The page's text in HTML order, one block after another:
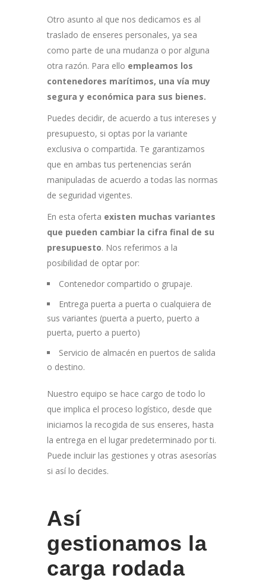
Otro asunto al que nos dedicamos es al
traslado de enseres personales, ya sea
como parte de una mudanza o por alguna
otra razón. Para ello empleamos los
contenedores marítimos, una vía muy
segura y económica para sus bienes.
Puedes decidir, de acuerdo a tus intereses y
presupuesto, si optas por la variante
exclusiva o compartida. Te garantizamos
que en ambas tus pertenencias serán
manipuladas de acuerdo a todas las normas
de seguridad vigentes.
En esta oferta existen muchas variantes
que pueden cambiar la cifra final de su
presupuesto. Nos referimos a la
posibilidad de optar por:
Contenedor compartido o grupaje.
Entrega puerta a puerta o cualquiera de
sus variantes (puerta a puerto, puerto a
puerta, puerto a puerto)
Servicio de almacén en puertos de salida
o destino.
Nuestro equipo se hace cargo de todo lo
que implica el proceso logístico, desde que
iniciamos la recogida de sus enseres, hasta
la entrega en el lugar predeterminado por ti.
Puede incluir las gestiones y otras asesorías
si así lo decides.
Así
gestionamos la
carga rodada